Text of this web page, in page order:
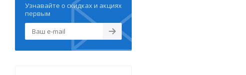
Узнавайте о скидках и акциях
первым